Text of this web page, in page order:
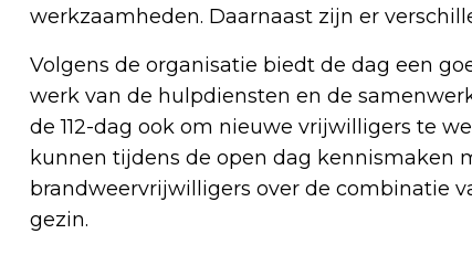
werkzaamheden. Daarnaast zijn er
Volgens de organisatie biedt de dag een
werk van de hulpdiensten en de
de 112-dag ook om nieuwe vrijwilligers te
kunnen tijdens de open dag kennismaken
brandweervrijwilligers over de combinatie
gezin.